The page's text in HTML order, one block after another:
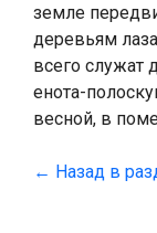
земле
деревьям
всего служат
енота-
весной, в
← Назад в